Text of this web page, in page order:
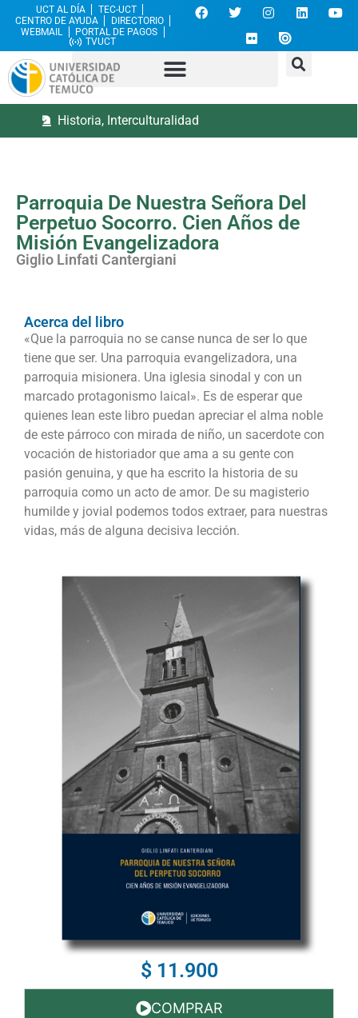
UCT AL DÍA
TEC-UCT
CENTRO DE AYUDA
DIRECTORIO
WEBMAIL
PORTAL DE PAGOS
TVUCT
Historia, Interculturalidad
Parroquia De Nuestra Señora Del
Perpetuo Socorro. Cien Años de
Misión Evangelizadora
Giglio Linfati Cantergiani
Acerca del libro
«Que la parroquia no se canse nunca de ser lo que
tiene que ser. Una parroquia evangelizadora, una
parroquia misionera. Una iglesia sinodal y con un
marcado protagonismo laical». Es de esperar que
quienes lean este libro puedan apreciar el alma noble
de este párroco con mirada de niño, un sacerdote con
vocación de historiador que ama a su gente con
pasión genuina, y que ha escrito la historia de su
parroquia como un acto de amor. De su magisterio
humilde y jovial podemos todos extraer, para nuestras
vidas, más de alguna decisiva lección.
$ 11.900
COMPRAR